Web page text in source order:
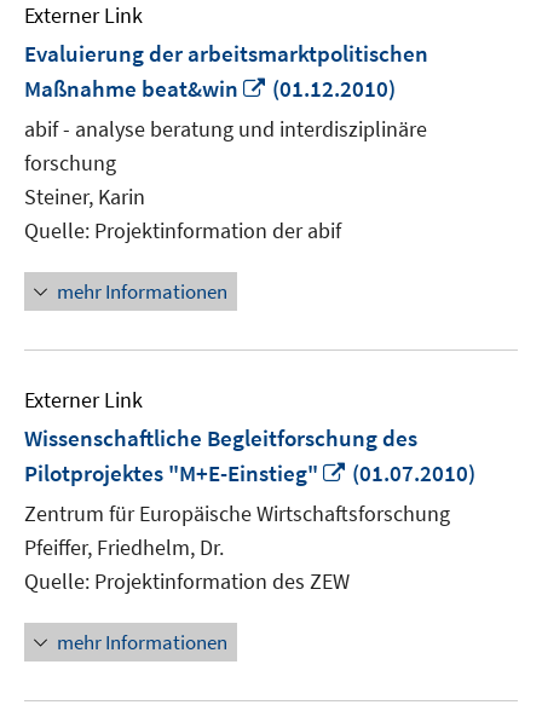
Externer Link
Evaluierung der arbeitsmarktpolitischen
Maßnahme beat&win
In
neuem
Fenster
(01.12.2010)
abif - analyse beratung und interdisziplinäre
forschung
Steiner, Karin
Quelle: Projektinformation der abif
mehr Informationen
Externer Link
Wissenschaftliche Begleitforschung des
Pilotprojektes "M+E-Einstieg"
In
neuem
Fenster
(01.07.2010)
Zentrum für Europäische Wirtschaftsforschung
Pfeiffer, Friedhelm, Dr.
Quelle: Projektinformation des ZEW
mehr Informationen